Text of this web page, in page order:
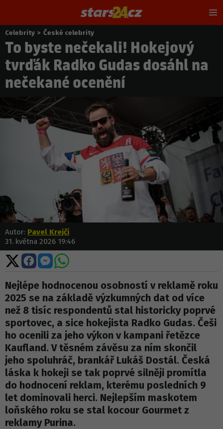
Nacházíte
se
zde:
Celebrity > České celebrity
To byste nečekali! Hokejový
tvrďák Radko Gudas dosáhl na
nečekané ocenění
Autor: Pavel Krejčí
31. května 2026 19:46
Sdílet
na
X
Sdílet
na
Facebooku
Sdílet
na
Messengeru
Sdílet
WhatsApp
Nejlépe hodnocenou osobností v reklamě roku
2025 se na základě výzkumných dat od více
než 8 tisíc respondentů stal historicky poprvé
sportovec, a sice hokejista Radko Gudas. Češi
ho ocenili za jeho výkon v kampani řetězce
Kaufland. V těsném závěsu za ním skončil
jeho spoluhráč, brankář Lukáš Dostál. Česká
láska k hokeji se tak poprvé silněji promítla
do hodnocení reklam, kterému posledních 9
let dominovali herci. Nejlepším maskotem
loňského roku se stal kocour Gourmet z
reklamy Purina.